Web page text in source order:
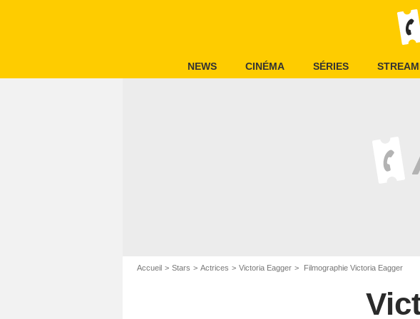
NEWS CINÉMA SÉRIES
Accueil Stars Actrices Victoria Eagger Filmographie Victoria Eagger